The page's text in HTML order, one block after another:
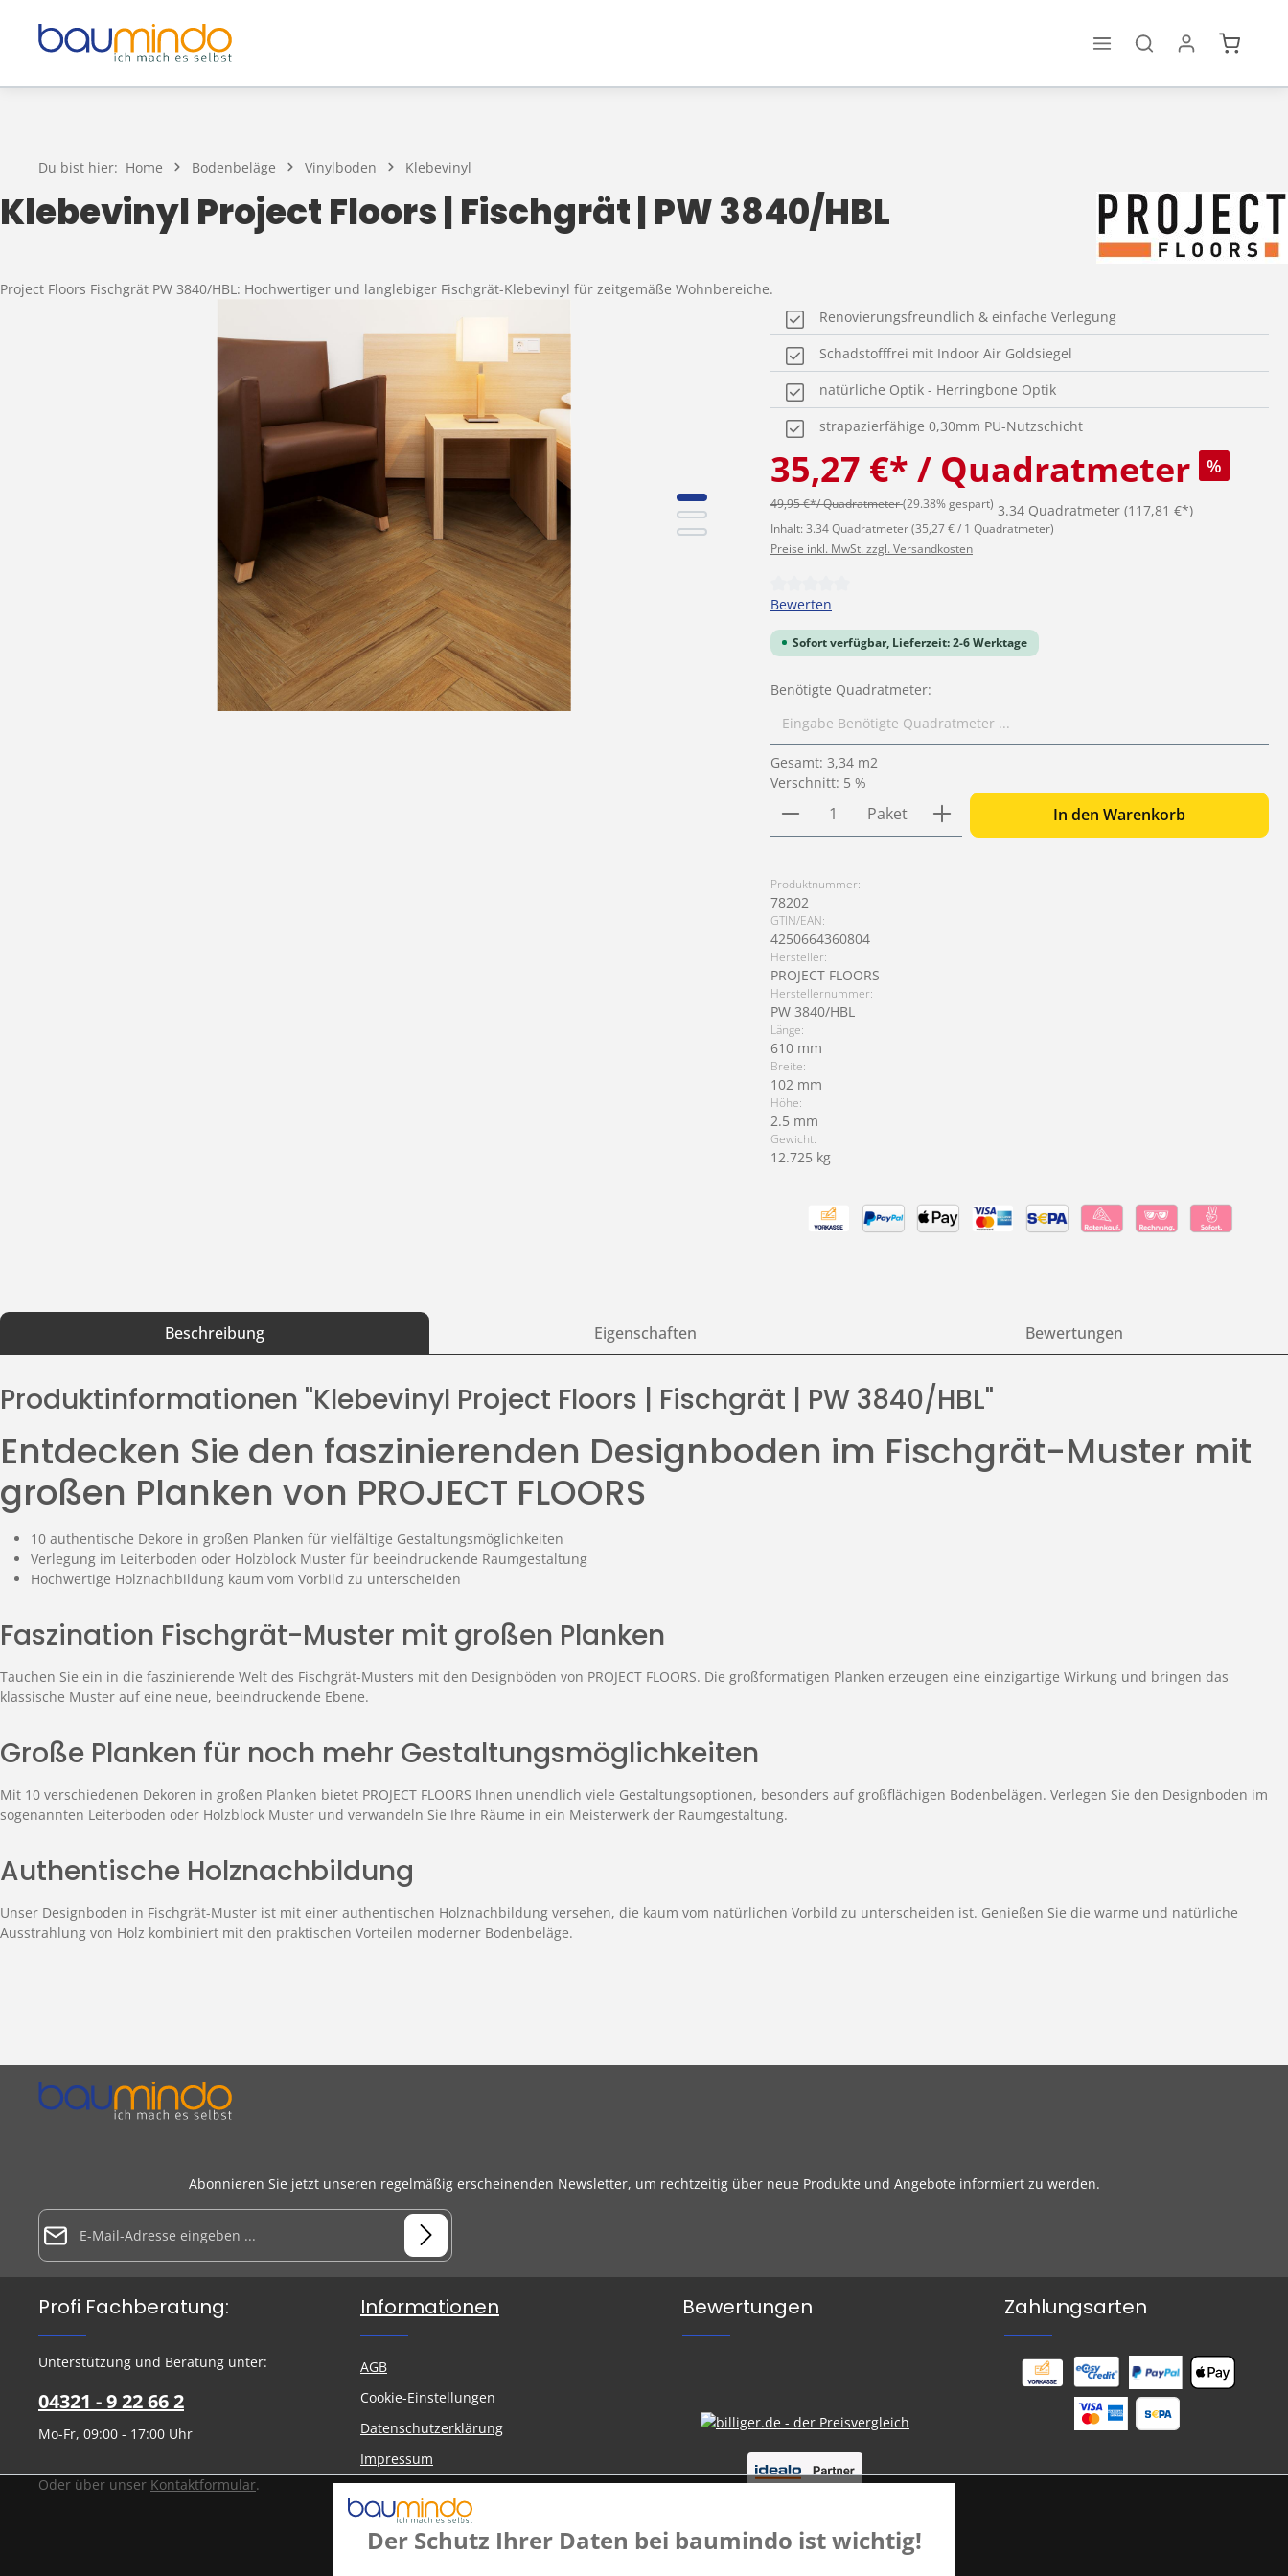
Zum Hauptinhalt springen
Der Schutz Ihrer Daten bei baumindo ist wichtig!
Du bist hier: Home Bodenbeläge Vinylboden Klebevinyl
Klebevinyl Project Floors | Fischgrät | PW 3840/HBL
Project Floors Fischgrät PW 3840/HBL: Hochwertiger und langlebiger Fischgrät-Klebevinyl für zeitgemäße Wohnbereiche.
Renovierungsfreundlich & einfache Verlegung
Schadstofffrei mit Indoor Air Goldsiegel
natürliche Optik - Herringbone Optik
strapazierfähige 0,30mm PU-Nutzschicht
35,27 €* / Quadratmeter %
49,95 €*/ Quadratmeter(29.38% gespart) 3.34 Quadratmeter (117,81 €*)
Inhalt: 3.34 Quadratmeter(35,27 € / 1 Quadratmeter)
Preise inkl. MwSt. zzgl. Versandkosten
Durchschnittliche Bewertung von 0 von 5 Sternen
Bewerten
Sofort verfügbar, Lieferzeit: 2-6 Werktage
Benötigte Quadratmeter:
Gesamt: 3,34 m2
Verschnitt: 5 %
Produkt Anzahl: Gib den gewünschten Wert
Paket In den Warenkorb
Produktnummer:
78202
GTIN/EAN:
4250664360804
Hersteller:
PROJECT FLOORS
Herstellernummer:
PW 3840/HBL
Länge:
610 mm
Breite:
102 mm
Höhe:
2.5 mm
Gewicht:
12.725 kg
Beschreibung Eigenschaften Bewertungen
Produktinformationen "Klebevinyl Project Floors | Fischgrät | PW 3840/HBL"
Entdecken Sie den faszinierenden Designboden im Fischgrät-Muster mit
großen Planken von PROJECT FLOORS
10 authentische Dekore in großen Planken für vielfältige Gestaltungsmöglichkeiten
Verlegung im Leiterboden oder Holzblock Muster für beeindruckende Raumgestaltung
Hochwertige Holznachbildung kaum vom Vorbild zu unterscheiden
Faszination Fischgrät-Muster mit großen Planken
Tauchen Sie ein in die faszinierende Welt des Fischgrät-Musters mit den Designböden von PROJECT FLOORS. Die großformatigen Planken erzeugen eine einzigartige Wirkung und bringen das
klassische Muster auf eine neue, beeindruckende Ebene.
Große Planken für noch mehr Gestaltungsmöglichkeiten
Mit 10 verschiedenen Dekoren in großen Planken bietet PROJECT FLOORS Ihnen unendlich viele Gestaltungsoptionen, besonders auf großflächigen Bodenbelägen. Verlegen Sie den Designboden im
sogenannten Leiterboden oder Holzblock Muster und verwandeln Sie Ihre Räume in ein Meisterwerk der Raumgestaltung.
Authentische Holznachbildung
Unser Designboden in Fischgrät-Muster ist mit einer authentischen Holznachbildung versehen, die kaum vom natürlichen Vorbild zu unterscheiden ist. Genießen Sie die warme und natürliche
Ausstrahlung von Holz kombiniert mit den praktischen Vorteilen moderner Bodenbeläge.
Abonnieren Sie jetzt unseren regelmäßig erscheinenden Newsletter, um rechtzeitig über neue Produkte und Angebote informiert zu werden.
E-Mail-Adresse*
Datenschutz
Ich habe dieDatenschutzbestimmungen
zur Kenntnis
Um weiterzugehen, geben Sie die oben abgebildeten Zeichen
Die mit einem Stern (*) markierten Felder sind Pflichtfelder.
Profi Fachberatung:
Unterstützung und Beratung unter:
04321 - 9 22 66 2
Mo-Fr, 09:00 - 17:00 Uhr
Oder über unser Kontaktformular.
Informationen
AGB
Cookie-Einstellungen
Datenschutzerklärung
Impressum
Versand und Zahlung
Widerrufsbelehrung
Über uns
Bewertungen Zahlungsarten